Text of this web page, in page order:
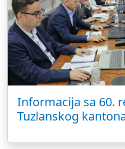
Informacija sa 60.
Tuzlanskog